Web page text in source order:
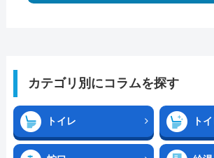
カテゴリ別にコラムを探す
トイレ ト